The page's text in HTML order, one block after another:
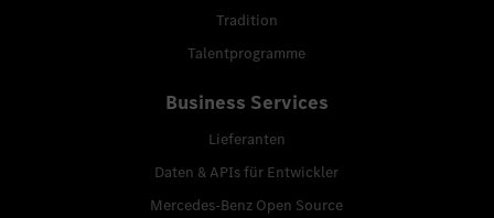
Tradition
Talentprogramme
Business Services
Lieferanten
Daten & APIs für Entwickler
Mercedes-Benz Open Source